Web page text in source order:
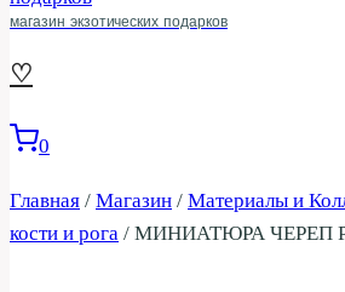
магазин экзотических подарков
♡
0
Главная / Магазин / Материалы и
кости и рога / МИНИАТЮРА ЧЕРЕП